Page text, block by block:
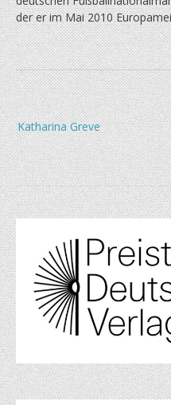
der er im Mai 2010
Beitragsnavigation
Katharina Greve